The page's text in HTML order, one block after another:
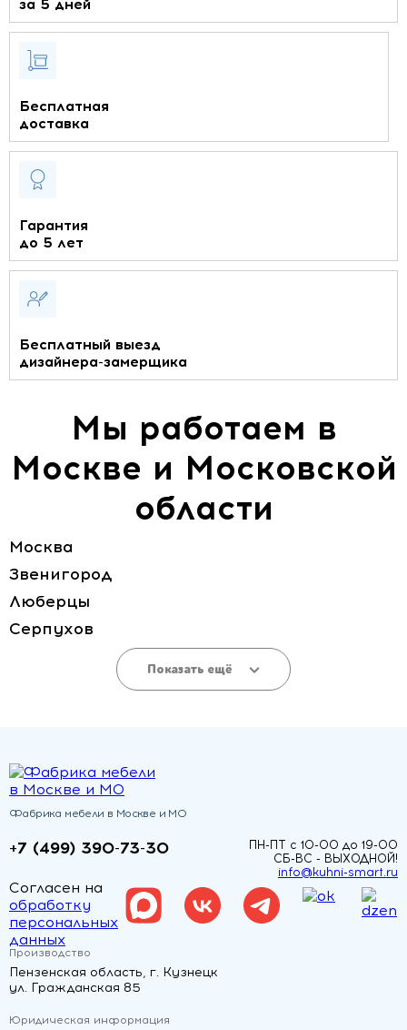
за 5 дней
Бесплатная
доставка
Гарантия
до 5 лет
Бесплатный выезд
дизайнера-замерщика
Мы работаем в
Москве и Московской
области
Москва
Звенигород
Люберцы
Серпухов
Показать ещё
Фабрика мебели в Москве и МО
+7 (499) 390-73-30
ПН-ПТ с 10-00 до 19-00
СБ-ВС - ВЫХОДНОЙ!
info@kuhni-smart.ru
Согласен на
обработку
персональных
данных
Производство
Пензенская область, г. Кузнецк
ул. Гражданская 85
Юридическая информация